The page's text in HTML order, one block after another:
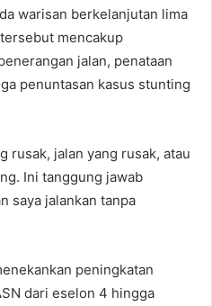
warisan berkelanjutan lima
mencakup
jalan, penataan
penuntasan kasus stunting
rusak, jalan yang rusak, atau
Ini tanggung jawab
saya jalankan tanpa
peningkatan
dari eselon 4 hingga